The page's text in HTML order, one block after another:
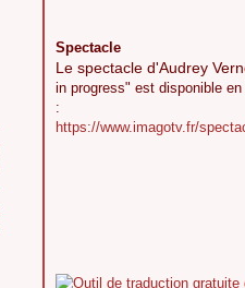
Spectacle
Le spectacle d'Audrey
in progress" est disponible
:
https://www.imagotv.fr/